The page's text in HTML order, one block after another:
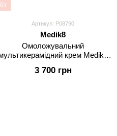
Артикул: P08790
Medik8
Омоложувальний
крем Medik8
3 700 грн